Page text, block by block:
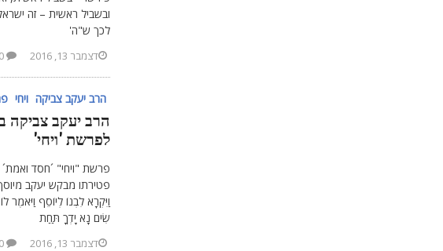
ובשביל ראשית – זה
לכך ש"ה'
דצמבר 13, 2016
הרב יעקב צביקה ויחי
הרב יעקב צביקה
לפרשת 'ויחי'
פרשת "ויחי" ´חסד
פטירתו מבקש יעקב
וַיִּקְרָא לִבְנוֹ לְיוֹסֵף וַיֹּאמֶר
שִׂים נָא יָדְךָ תַּחַת
דצמבר 13, 2016